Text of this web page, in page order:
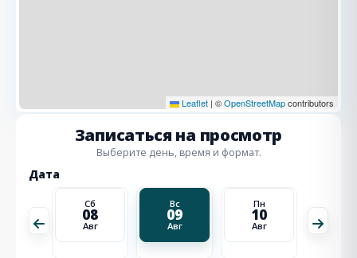
Leaflet | ©OpenStreetMapcontributors
Записаться на просмотр
Выберите день, время и формат.
Дата
Сб
08
Авг
Вс
09
Авг
Пн
10
Авг